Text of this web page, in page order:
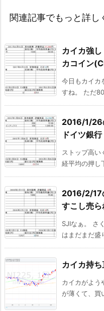
関連記事でもっと詳し
カイカ強
カコイン
今日もカイカ
すね。 ただ
2016/1/26
ドイツ銀行
ストップ高い
経平均の押し
2016/2/17
すこし売ら
SJIなぁ。 さ
はまだまだ盛
カイカ持
カイカがよう
が薄くて、買